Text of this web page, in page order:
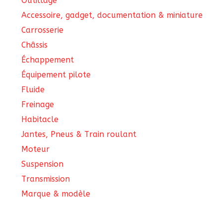
Accessoire, gadget, documentation & miniature
Carrosserie
Châssis
Échappement
Équipement pilote
Fluide
Freinage
Habitacle
Jantes, Pneus & Train roulant
Moteur
Suspension
Transmission
Marque & modèle